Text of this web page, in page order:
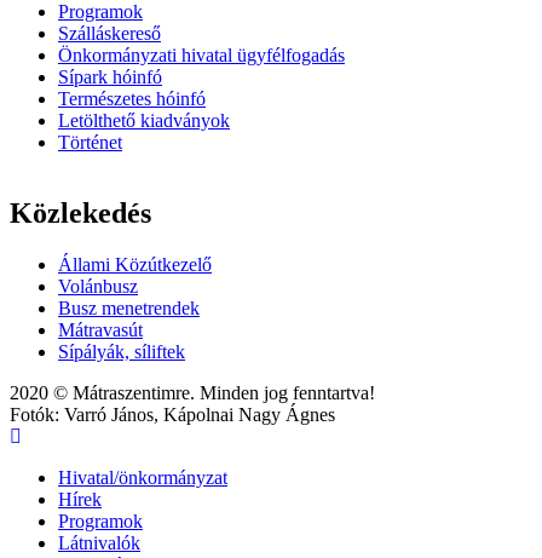
Programok
Szálláskereső
Önkormányzati hivatal ügyfélfogadás
Sípark hóinfó
Természetes hóinfó
Letölthető kiadványok
Történet
Közlekedés
Állami Közútkezelő
Volánbusz
Busz menetrendek
Mátravasút
Sípályák, síliftek
2020 © Mátraszentimre. Minden jog fenntartva!
Fotók: Varró János, Kápolnai Nagy Ágnes
Main
navigation
Hivatal/önkormányzat
Hírek
Programok
Látnivalók